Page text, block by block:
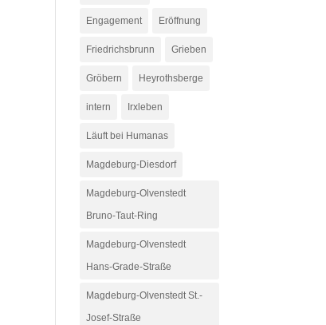
Engagement Eröffnung
Friedrichsbrunn Grieben
Gröbern Heyrothsberge
intern Irxleben
Läuft bei Humanas
Magdeburg-Diesdorf
Magdeburg-Olvenstedt
Bruno-Taut-Ring
Magdeburg-Olvenstedt
Hans-Grade-Straße
Magdeburg-Olvenstedt St.-
Josef-Straße